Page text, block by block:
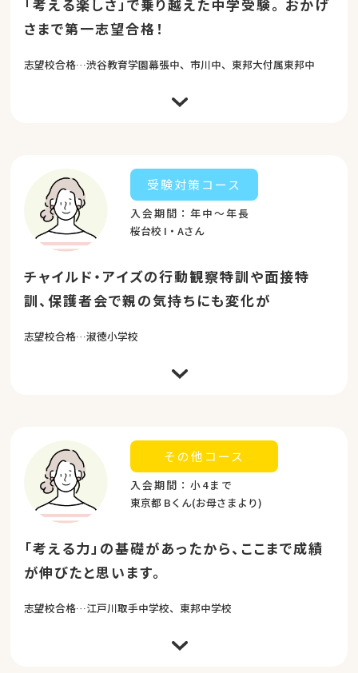
「考える楽しさ」で乗り越えた中学受験。 おかげ
さまで第一志望合格！
志望校合格…渋谷教育学園幕張中、市川中、東邦大付属東邦中
角度から考え、答えを見つけ出す力へと導いていただきま
した。小学校で学んだことだけで臨むのは難しいとされる
中学受験の過去問を解いていると、「チャイルド・アイズ
で学んだ」という作図の問題を見せてくれました。「作
図」として学んでいたわけではありませんが、それの基礎
となることを学んでいたので、問題を解くときの「ひらめ
き」を感じる瞬間を楽しめたようでした。 受験勉強が単な
る試験をパスするためのものではなく、学びの世界を広げ
る時間であったと感じられるのは、チャイルド・アイズで
「考える楽しさ」を教えていただいたからだと思います。
チャイルド・アイズで学んだ「思考力」は、勉強だけでは
なく、人間関係など人としてぶつかる壁をも乗り越える力
り添いながらご指導をしてくださった先生方に心より感謝
申し上げます。 この春、わが子は第一志望校の門をくぐり
受験対策コース
入会期間：年中～年長
桜台校 I・Aさん
チャイルド・アイズの行動観察特訓や面接特
訓、保護者会で親の気持ちにも変化が
志望校合格…淑徳小学校
できたお友だちとの関係も、娘の成長に繋がったように思
います。チャイルド・アイズで開催されている保護者会も
分かりやすく、父親の気持ちにも変化をもたらしていただ
きました。ありがとうございました。
その他コース
入会期間：小4まで
東京都 Bくん(お母さまより)
「考える力」の基礎があったから、ここまで成績
が伸びたと思います。
志望校合格…江戸川取手中学校、東邦中学校